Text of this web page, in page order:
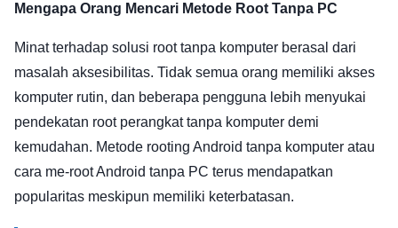
Mengapa Orang Mencari Metode Root Tanpa PC
Minat terhadap solusi root tanpa komputer berasal dari
masalah aksesibilitas. Tidak semua orang memiliki akses
komputer rutin, dan beberapa pengguna lebih menyukai
pendekatan root perangkat tanpa komputer demi
kemudahan. Metode rooting Android tanpa komputer atau
cara me-root Android tanpa PC terus mendapatkan
popularitas meskipun memiliki keterbatasan.